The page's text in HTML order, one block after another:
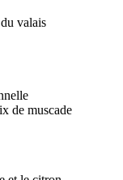
valais
de muscade